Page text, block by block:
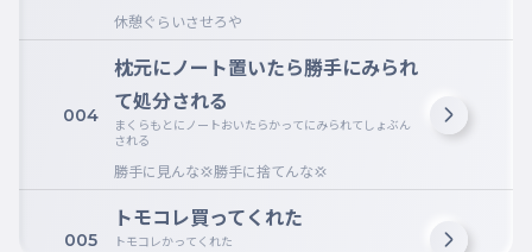
休憩ぐらいさせろや
004
枕元にノート置いたら勝手にみられ
て処分される
まくらもとにノートおいたらかってにみられてしょぶん
される
勝手に見んな💢勝手に捨てんな💢
005
トモコレ買ってくれた
トモコレかってくれた